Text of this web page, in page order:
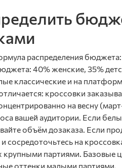
распределения
40% женские, 35%
классические и на
кроссовки
на весну
вашей аудитории. Если
объём дозаказа. Если
на
крупными партиями. Базовые
оттенки малыми партиями.